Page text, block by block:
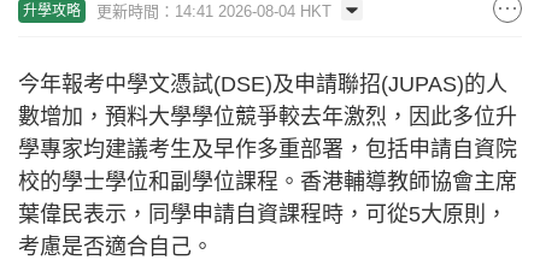
升學攻略 更新時間：14:41 2026-08-04 HKT
今年報考中學文憑試(DSE)及申請聯招(JUPAS)的人
數增加，預料大學學位競爭較去年激烈，因此多位升
學專家均建議考生及早作多重部署，包括申請自資院
校的學士學位和副學位課程。香港輔導教師協會主席
葉偉民表示，同學申請自資課程時，可從5大原則，
考慮是否適合自己。